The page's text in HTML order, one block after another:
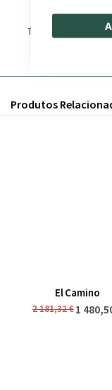
Transferência
Produtos
El Camino
2 181,32 €1